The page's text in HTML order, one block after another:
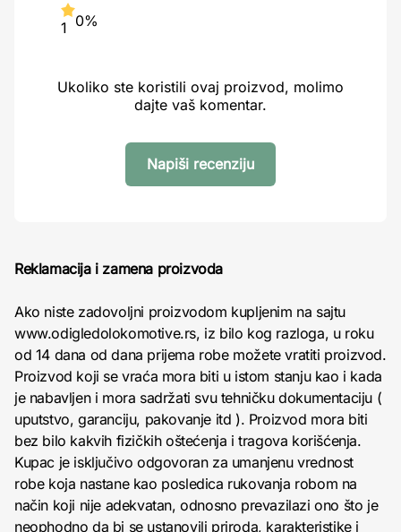
1 0%
Ukoliko ste koristili ovaj proizvod, molimo
dajte vaš komentar.
Napiši recenziju
Reklamacija i zamena proizvoda
Ako niste zadovoljni proizvodom kupljenim na sajtu
www.odigledolokomotive.rs, iz bilo kog razloga, u roku
od 14 dana od dana prijema robe možete vratiti proizvod.
Proizvod koji se vraća mora biti u istom stanju kao i kada
je nabavljen i mora sadržati svu tehničku dokumentaciju (
uputstvo, garanciju, pakovanje itd ). Proizvod mora biti
bez bilo kakvih fizičkih oštećenja i tragova korišćenja.
Kupac je isključivo odgovoran za umanjenu vrednost
robe koja nastane kao posledica rukovanja robom na
način koji nije adekvatan, odnosno prevazilazi ono što je
neophodno da bi se ustanovili priroda, karakteristike i